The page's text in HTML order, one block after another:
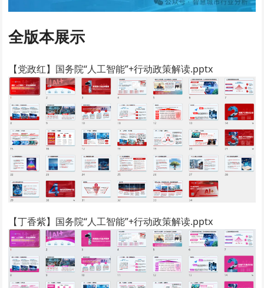
全版本展示
【党政红】国务院“人工智能”+行动政策解读.pptx
【丁香紫】国务院“人工智能”+行动政策解读.pptx